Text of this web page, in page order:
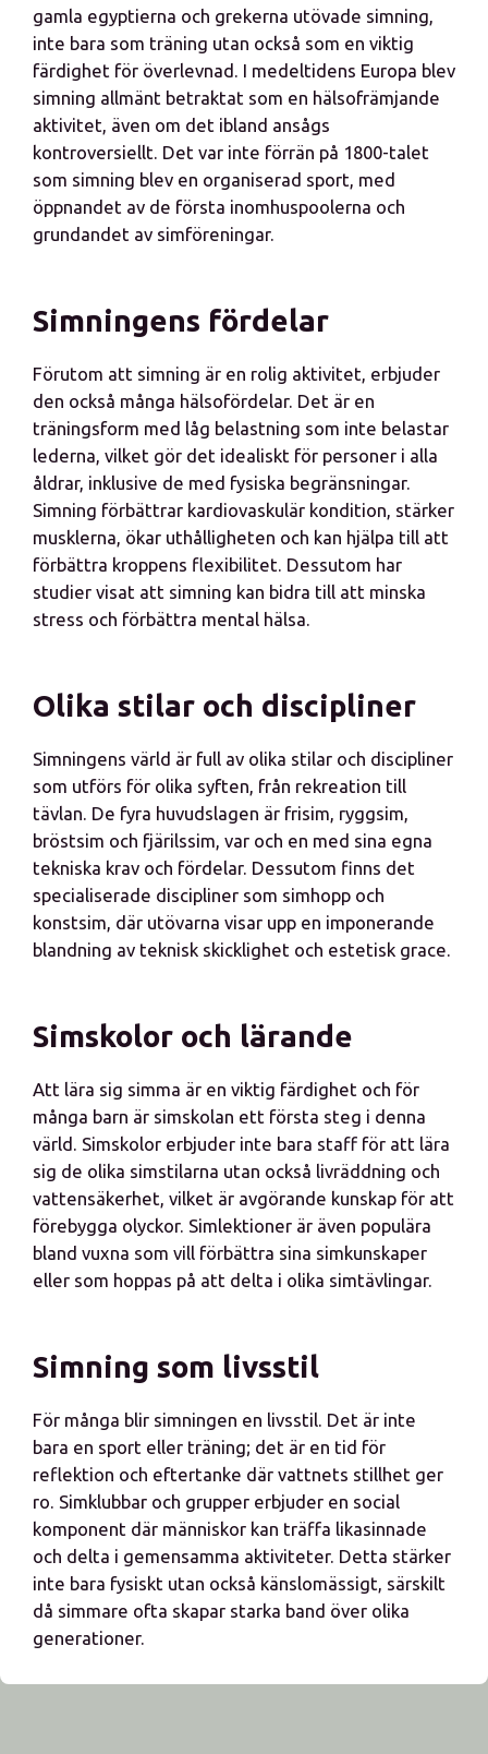
gamla egyptierna och grekerna utövade simning,
inte bara som träning utan också som en viktig
färdighet för överlevnad. I medeltidens Europa blev
simning allmänt betraktat som en hälsofrämjande
aktivitet, även om det ibland ansågs
kontroversiellt. Det var inte förrän på 1800-talet
som simning blev en organiserad sport, med
öppnandet av de första inomhuspoolerna och
grundandet av simföreningar.
Simningens fördelar
Förutom att simning är en rolig aktivitet, erbjuder
den också många hälsofördelar. Det är en
träningsform med låg belastning som inte belastar
lederna, vilket gör det idealiskt för personer i alla
åldrar, inklusive de med fysiska begränsningar.
Simning förbättrar kardiovaskulär kondition, stärker
musklerna, ökar uthålligheten och kan hjälpa till att
förbättra kroppens flexibilitet. Dessutom har
studier visat att simning kan bidra till att minska
stress och förbättra mental hälsa.
Olika stilar och discipliner
Simningens värld är full av olika stilar och discipliner
som utförs för olika syften, från rekreation till
tävlan. De fyra huvudslagen är frisim, ryggsim,
bröstsim och fjärilssim, var och en med sina egna
tekniska krav och fördelar. Dessutom finns det
specialiserade discipliner som simhopp och
konstsim, där utövarna visar upp en imponerande
blandning av teknisk skicklighet och estetisk grace.
Simskolor och lärande
Att lära sig simma är en viktig färdighet och för
många barn är simskolan ett första steg i denna
värld. Simskolor erbjuder inte bara staff för att lära
sig de olika simstilarna utan också livräddning och
vattensäkerhet, vilket är avgörande kunskap för att
förebygga olyckor. Simlektioner är även populära
bland vuxna som vill förbättra sina simkunskaper
eller som hoppas på att delta i olika simtävlingar.
Simning som livsstil
För många blir simningen en livsstil. Det är inte
bara en sport eller träning; det är en tid för
reflektion och eftertanke där vattnets stillhet ger
ro. Simklubbar och grupper erbjuder en social
komponent där människor kan träffa likasinnade
och delta i gemensamma aktiviteter. Detta stärker
inte bara fysiskt utan också känslomässigt, särskilt
då simmare ofta skapar starka band över olika
generationer.